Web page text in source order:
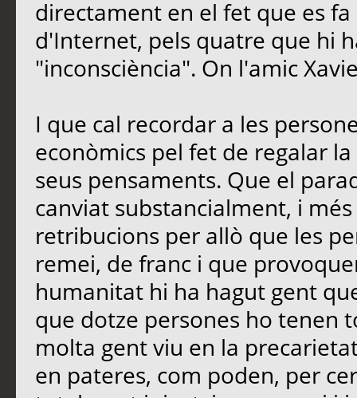
directament en el fet que es
d'Internet, pels quatre que hi
"inconsciència". On l'amic
I que cal recordar a les
econòmics pel fet de regalar
seus pensaments. Que el
canviat substancialment, i
retribucions per allò que les
remei, de franc i que
humanitat hi ha hagut gent
que dotze persones ho tenen
molta gent viu en la
en pateres, com poden, per